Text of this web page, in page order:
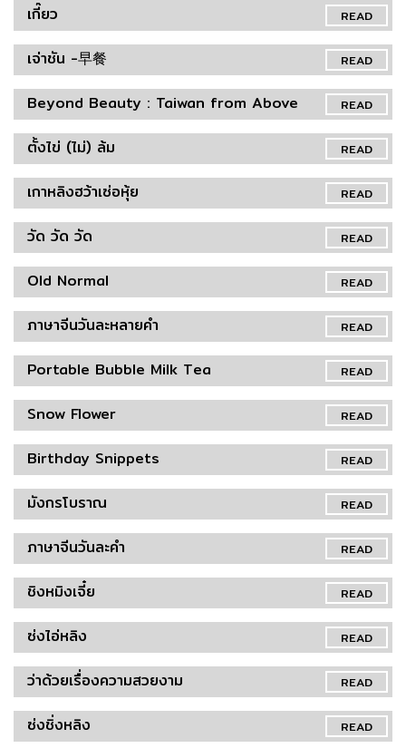
READ
เกี๊ยว
READ
เจ่าชัน -早餐
READ
Beyond Beauty : Taiwan from Above
READ
ตั้งไข่ (ไม่) ล้ม
READ
เกาหลิงฮว้าเซ่อหุ้ย
READ
วัด วัด วัด
READ
Old Normal
READ
ภาษาจีนวันละหลายคำ
READ
Portable Bubble Milk Tea
READ
Snow Flower
READ
Birthday Snippets
READ
มังกรโบราณ
READ
ภาษาจีนวันละคำ
READ
ชิงหมิงเจี๋ย
READ
ซ่งไอ่หลิง
READ
ว่าด้วยเรื่องความสวยงาม
READ
ซ่งชิ่งหลิง